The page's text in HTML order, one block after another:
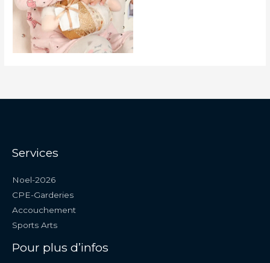
Services
Noel-2026
CPE-Garderies
Accouchement
Sports Arts
Pour plus d’infos